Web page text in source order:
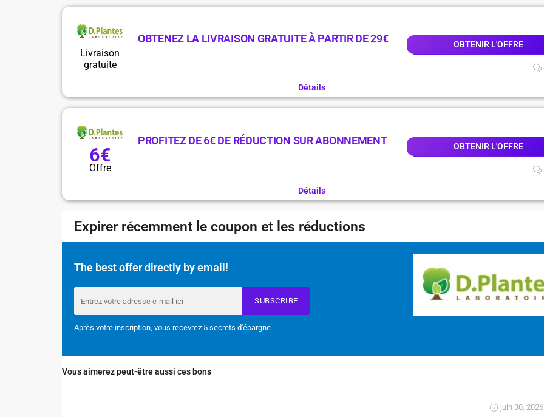
Livraison
gratuite
OBTENEZ LA LIVRAISON GRATUITE À PARTIR DE 29€ OBTENIR L'OFFRE
Détails
6€
Offre
PROFITEZ DE 6€ DE RÉDUCTION SUR ABONNEMENT OBTENIR L'OFFRE
Détails
Expirer récemment le coupon et les réductions
The best offer directly by email!
SUBSCRIBE
Après votre inscription, vous recevrez 5 secrets d'épargne
Vous aimerez peut-être aussi ces bons
juin 30, 2026